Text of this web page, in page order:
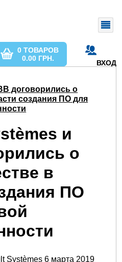
ВХОД
0 ТОВАРОВ
0.00 ГРН.
договорились о
создания ПО для
и
о
в
ПО
Systèmes 6 марта 2019